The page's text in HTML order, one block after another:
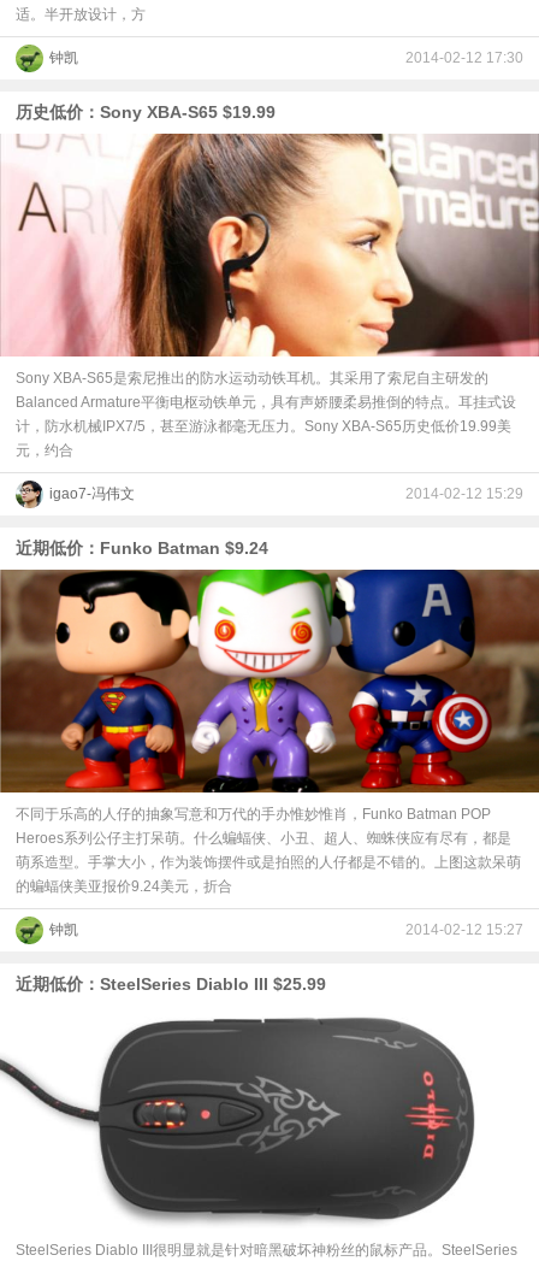
适。半开放设计，方
钟凯 2014-02-12 17:30
历史低价：Sony XBA-S65 $19.99
Sony XBA-S65是索尼推出的防水运动动铁耳机。其采用了索尼自主研发的
Balanced Armature平衡电枢动铁单元，具有声娇腰柔易推倒的特点。耳挂式设
计，防水机械IPX7/5，甚至游泳都毫无压力。Sony XBA-S65历史低价19.99美
元，约合
igao7-冯伟文 2014-02-12 15:29
近期低价：Funko Batman $9.24
不同于乐高的人仔的抽象写意和万代的手办惟妙惟肖，Funko Batman POP
Heroes系列公仔主打呆萌。什么蝙蝠侠、小丑、超人、蜘蛛侠应有尽有，都是
萌系造型。手掌大小，作为装饰摆件或是拍照的人仔都是不错的。上图这款呆萌
的蝙蝠侠美亚报价9.24美元，折合
钟凯 2014-02-12 15:27
近期低价：SteelSeries Diablo III $25.99
SteelSeries Diablo III很明显就是针对暗黑破坏神粉丝的鼠标产品。SteelSeries